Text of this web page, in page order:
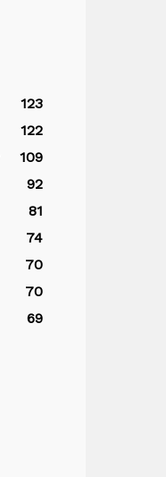
123
122
109
92
81
74
70
70
69